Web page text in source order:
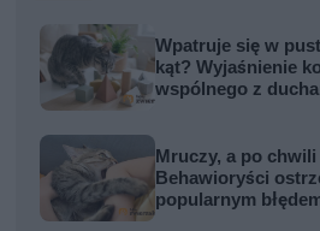
Wpatruje się w
kąt? Wyjaśnienie
wspólnego z
Mruczy, a po
Behawioryści
popularnym